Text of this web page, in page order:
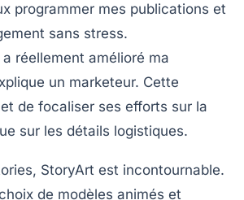
programmer mes publications et
sans stress.
a réellement amélioré ma
un marketeur. Cette
de focaliser ses efforts sur la
sur les détails logistiques.
StoryArt est incontournable.
de modèles animés et